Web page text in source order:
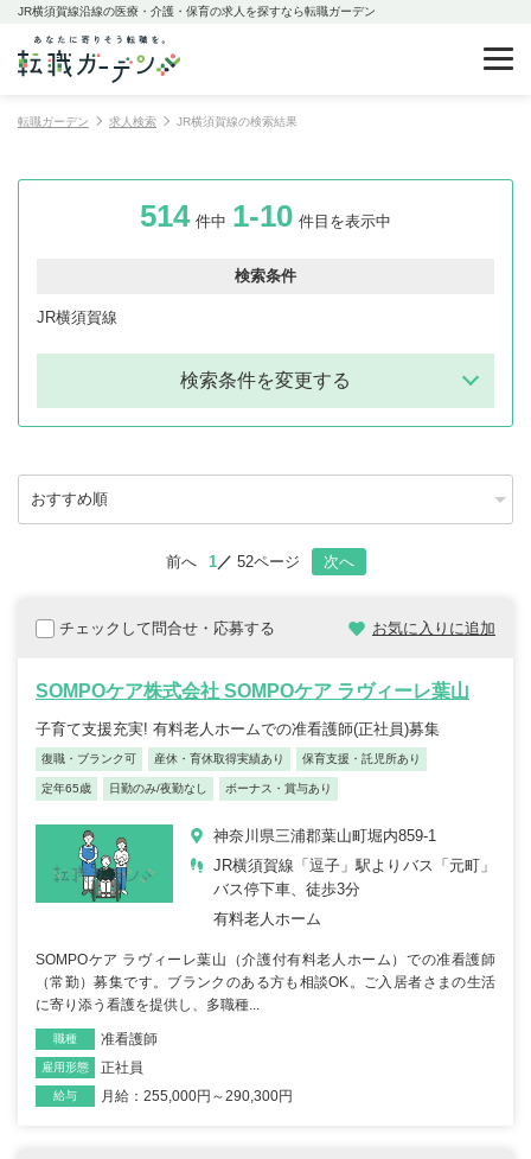
JR横須賀線沿線の医療・介護・保育の求人を探すなら転職ガーデン
転職ガーデン 求人検索 JR横須賀線の検索結果
514 件中 1-10 件目を表示中
検索条件
JR横須賀線
検索条件を変更する
前へ 1 52ページ 次へ
チェックして問合せ・応募する お気に入りに追加
SOMPOケア株式会社 SOMPOケア ラヴィーレ葉山
子育て支援充実! 有料老人ホームでの准看護師(正社員)募集
復職・ブランク可 産休・育休取得実績あり 保育支援・託児所あり
定年65歳 日勤のみ/夜勤なし ボーナス・賞与あり
神奈川県三浦郡葉山町堀内859-1
JR横須賀線「逗子」駅よりバス「元町」
バス停下車、徒歩3分
有料老人ホーム
SOMPOケア ラヴィーレ葉山（介護付有料老人ホーム）での准看護師
（常勤）募集です。ブランクのある方も相談OK。ご入居者さまの生活
に寄り添う看護を提供し、多職種...
職種 准看護師
雇用形態 正社員
給与 月給：255,000円～290,300円